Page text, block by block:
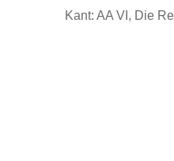
Kant: AA VI, Die